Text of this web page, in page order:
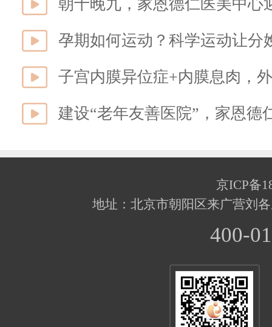
朝十晚九，家恩德仁医美中心
子宫内膜异位症+内膜息肉，
建设“老年友善医院”，家恩德
京ICP备
地址：北京市朝阳区来广营刘
400-